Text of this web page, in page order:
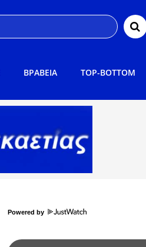
ΒΡΑΒΕΙΑ TOP-BOTTOM
Powered by